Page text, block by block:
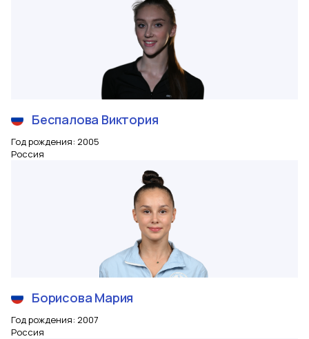
Беспалова Виктория
Год рождения: 2005
Россия
Борисова Мария
Год рождения: 2007
Россия